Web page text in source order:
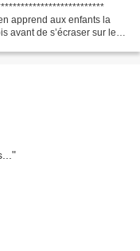
apprend aux enfants la
avant de s’écraser sur le